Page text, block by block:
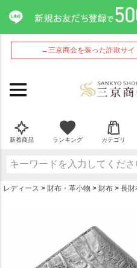
→三京商会を装った詐欺サ
新着商品 ランキング カテゴリ
レディース 財布・革小物 財布 長財